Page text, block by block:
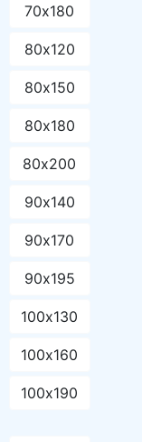
70х180
80х120
80х150
80х180
80х200
90х140
90х170
90х195
100х130
100х160
100х190